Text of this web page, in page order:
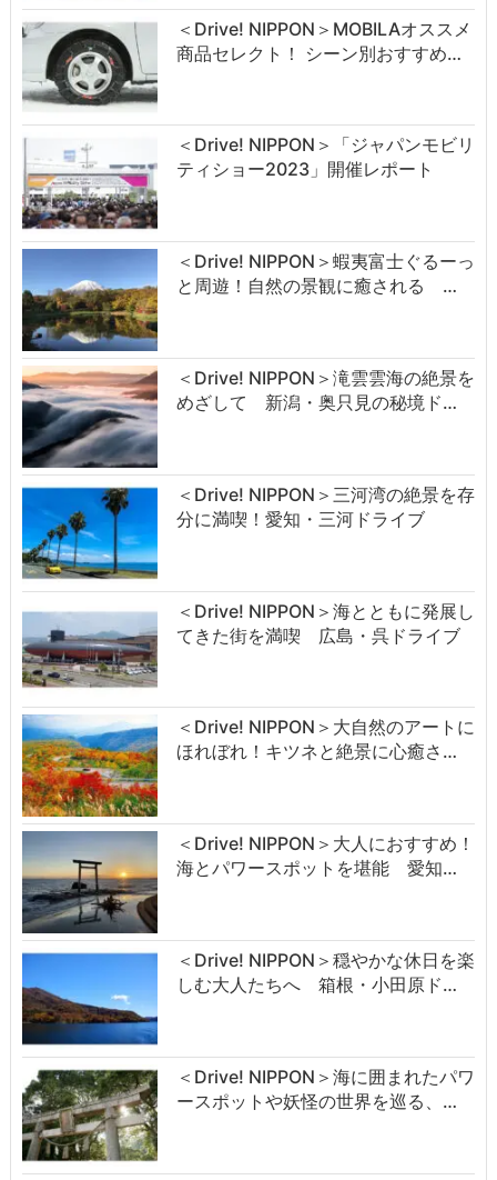
＜Drive! NIPPON＞MOBILAオススメ
商品セレクト！ シーン別おすすめ…
＜Drive! NIPPON＞「ジャパンモビリ
ティショー2023」開催レポート
＜Drive! NIPPON＞蝦夷富士ぐるーっ
と周遊！自然の景観に癒される …
＜Drive! NIPPON＞滝雲雲海の絶景を
めざして 新潟・奥只見の秘境ド…
＜Drive! NIPPON＞三河湾の絶景を存
分に満喫！愛知・三河ドライブ
＜Drive! NIPPON＞海とともに発展し
てきた街を満喫 広島・呉ドライブ
＜Drive! NIPPON＞大自然のアートに
ほれぼれ！キツネと絶景に心癒さ…
＜Drive! NIPPON＞大人におすすめ！
海とパワースポットを堪能 愛知…
＜Drive! NIPPON＞穏やかな休日を楽
しむ大人たちへ 箱根・小田原ド…
＜Drive! NIPPON＞海に囲まれたパワ
ースポットや妖怪の世界を巡る、…